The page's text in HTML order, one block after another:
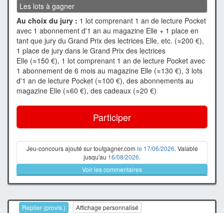
Les lots à gagner
Au choix du jury : 1 lot comprenant 1 an de lecture Pocket
avec 1 abonnement d'1 an au magazine Elle + 1 place en
tant que jury du Grand Prix des lectrices Elle, etc. (≈200 €),
1 place de jury dans le Grand Prix des lectrices
Elle (≈150 €), 1 lot comprenant 1 an de lecture Pocket avec
1 abonnement de 6 mois au magazine Elle (≈130 €), 3 lots
d'1 an de lecture Pocket (≈100 €), des abonnements au
magazine Elle (≈60 €), des cadeaux (≈20 €)
Participer
Jeu-concours ajouté sur toutgagner.com le 17/06/2026. Valable
jusqu'au 16/08/2026.
Voir les commentaires
Replier (provis.) Affichage personnalisé